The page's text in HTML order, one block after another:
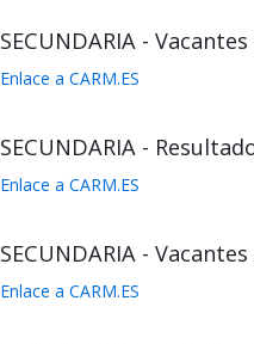
SECUNDARIA -
Enlace a CARM.ES
SECUNDARIA -
Enlace a CARM.ES
SECUNDARIA -
Enlace a CARM.ES